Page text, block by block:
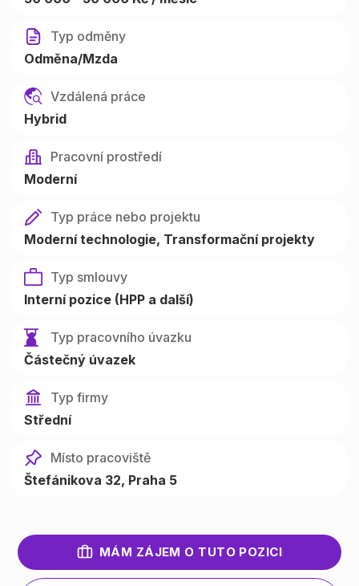
Typ odměny
Odměna/Mzda
Vzdálená práce
Hybrid
Pracovní prostředí
Moderní
Typ práce nebo projektu
Moderní technologie Transformační projekty
Typ smlouvy
Interní pozice (HPP a další)
Typ pracovního úvazku
Částečný úvazek
Typ firmy
Střední
Místo pracoviště
Štefánikova 32, Praha 5
MÁM ZÁJEM O TUTO POZICI